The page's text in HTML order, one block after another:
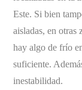
Este. Si bien
aisladas, en otras
hay algo de frío
suficiente.
inestabilidad.